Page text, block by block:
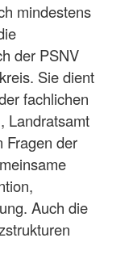
mindestens
der PSNV
Sie dient
fachlichen
Landratsamt
Fragen der
Auch die